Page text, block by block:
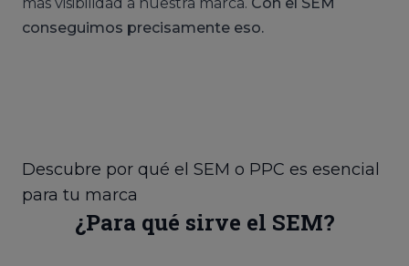
conseguimos precisamente eso.
Descubre por qué el SEM o PPC es esencial
para tu marca
¿Para qué sirve el SEM?